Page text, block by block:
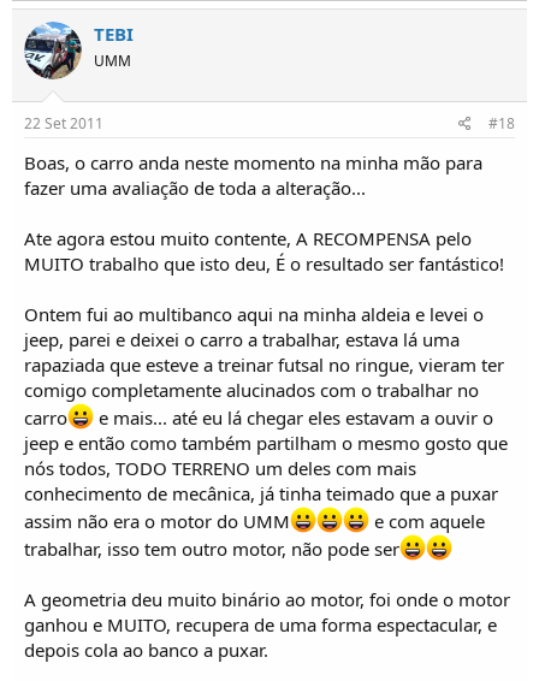
TEBI
UMM
22 Set 2011 #18
Boas, o carro anda neste momento na minha mão para
fazer uma avaliação de toda a alteração...
Ate agora estou muito contente, A RECOMPENSA pelo
MUITO trabalho que isto deu, É o resultado ser fantástico!
Ontem fui ao multibanco aqui na minha aldeia e levei o
jeep, parei e deixei o carro a trabalhar, estava lá uma
rapaziada que esteve a treinar futsal no ringue, vieram ter
comigo completamente alucinados com o trabalhar no
carro
e mais... até eu lá chegar eles estavam a ouvir o
jeep e então como também partilham o mesmo gosto que
nós todos, TODO TERRENO um deles com mais
conhecimento de mecânica, já tinha teimado que a puxar
assim não era o motor do UMM
e com aquele
trabalhar, isso tem outro motor, não pode ser
A geometria deu muito binário ao motor, foi onde o motor
ganhou e MUITO, recupera de uma forma espectacular, e
depois cola ao banco a puxar.